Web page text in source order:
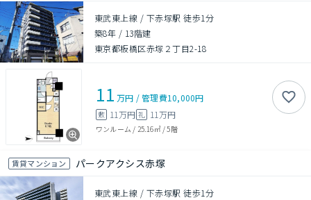
東武東上線 / 下赤塚駅 徒歩1分
築8年 / 13階建
東京都板橋区赤塚２丁目2-18
11 万円 /管理費10,000円
敷 11万円 礼 11万円
ワンルーム / 25.16㎡/5階
賃貸マンション パークアクシス赤塚
東武東上線 / 下赤塚駅 徒歩1分